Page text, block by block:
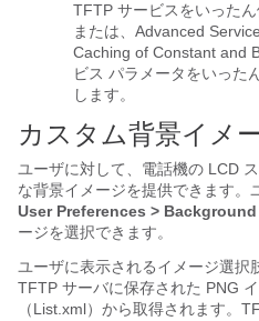
TFTP サービスをいったん
または、Advanced
Caching of Constant and
ビス パラメータをいった
します。
カスタム背景イメ
ユーザに対して、電話機の LCD
な背景イメージを提供できます。
User Preferences >
ージを選択できます。
ユーザに表示されるイメージ選択
TFTP サーバに保存された PNG
（List.xml）から取得されます。